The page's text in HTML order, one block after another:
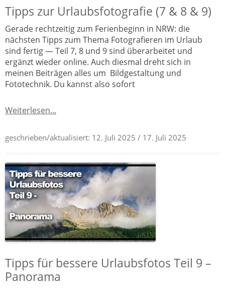
Tipps zur Urlaubsfotografie (7 & 8 & 9)
Gerade rechtzeitig zum Ferienbeginn in NRW: die
nächsten Tipps zum Thema Fotografieren im Urlaub
sind fertig — Teil 7, 8 und 9 sind überarbeitet und
ergänzt wieder online. Auch diesmal dreht sich in
meinen Beiträgen alles um Bildgestaltung und
Fototechnik. Du kannst also sofort
Weiterlesen...
geschrieben/aktualisiert: 12. Juli 2025 / 17. Juli 2025
Tipps für bessere Urlaubsfotos Teil 9 –
Panorama